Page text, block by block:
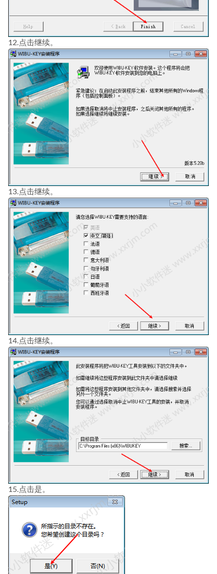
12.点击继续。
13.点击继续。
14.点击继续。
15.点击是。